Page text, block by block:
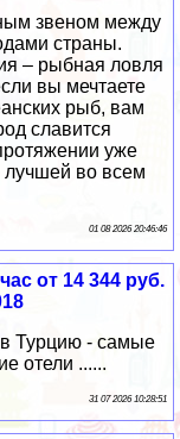
звеном между
страны.
– рыбная ловля
вы мечтаете
рыб, вам
славится
уже
лучшей во всем
01 08 2026 20:46:46
от 14 344 руб.
в Турцию - самые
отели ......
31 07 2026 10:28:51